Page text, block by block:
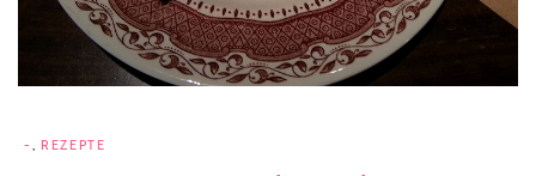
- REZEPTE